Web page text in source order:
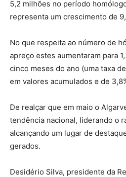
5,2 milhões no período
representa um crescimento de
No que respeita ao número de
apreço estes aumentaram para
cinco meses do ano (uma taxa
em valores acumulados e de
De realçar que em maio o
tendência nacional, liderando o
alcançando um lugar de
gerados.
Desidério Silva, presidente da